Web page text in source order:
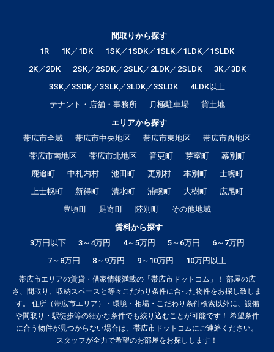
間取りから探す
1R
1K／1DK
1SK／1SDK／1SLK／1LDK／1SLDK
2K／2DK
2SK／2SDK／2SLK／2LDK／2SLDK
3K／3DK
3SK／3SDK／3SLK／3LDK／3SLDK
4LDK以上
テナント・店舗・事務所
月極駐車場
貸土地
エリアから探す
帯広市全域
帯広市中央地区 帯広市東地区
帯広市西地区
帯広市南地区
帯広市北地区 音更町 芽室町
幕別町
鹿追町
中札内村 池田町 更別村 本別町
士幌町
上士幌町
新得町 清水町 浦幌町 大樹町
広尾町
豊頃町
足寄町 陸別町
その他地域
賃料から探す
3万円以下
3～4万円 4～5万円 5～6万円
6～7万円
7～8万円
8～9万円 9～10万円 10万円以上
帯広市エリアの賃貸・借家情報満載の「帯広市ドットコム」！ 部屋の広
さ、間取り、収納スペースと等々こだわり条件に合った物件をお探し致しま
す。 住所（帯広市エリア）・環境・相場・こだわり条件検索以外に、設備
や間取り・駅徒歩等の細かな条件でも絞り込むことが可能です！ 希望条件
に合う物件が見つからない場合は、帯広市ドットコムにご連絡ください。
スタッフが全力で希望のお部屋をお探しします！